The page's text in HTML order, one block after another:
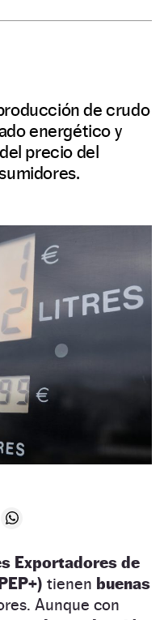
de crudo
energético y
precio del
Exportadores de
tienen buenas
Aunque con